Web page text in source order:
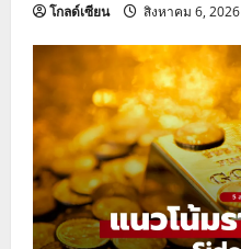
โกลด์เซียน สิงหาคม 6, 2026